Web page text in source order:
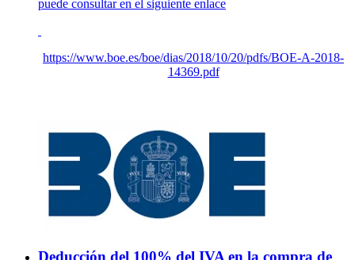
puede consultar en el siguiente enlace
https://www.boe.es/boe/dias/2018/10/20/pdfs/BOE-A-2018-
14369.pdf
Deducción del 100% del IVA en la compra de